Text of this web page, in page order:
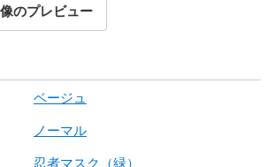
のプレビュー
ベージュ
ノーマル
忍者マスク（緑）